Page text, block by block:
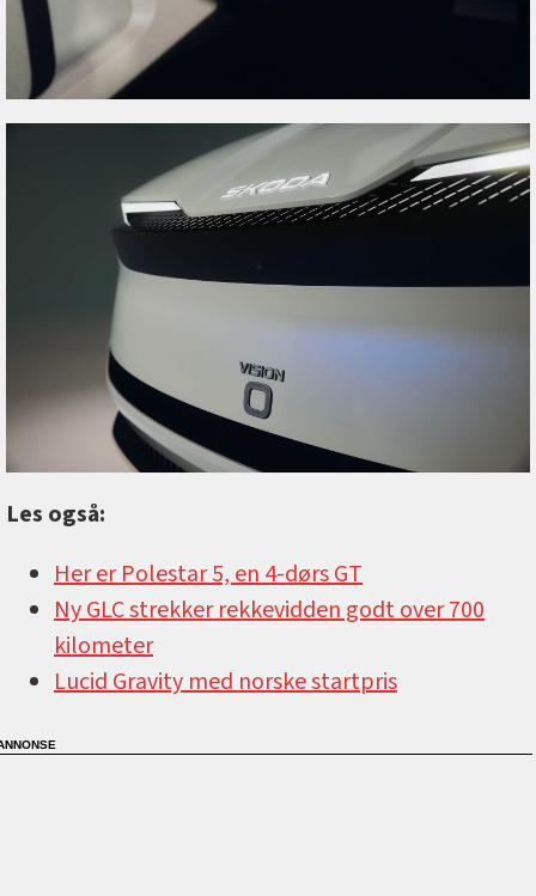
Les også:
Her er Polestar 5, en 4-dørs GT
Ny GLC strekker rekkevidden godt over 700
kilometer
Lucid Gravity med norske startpris